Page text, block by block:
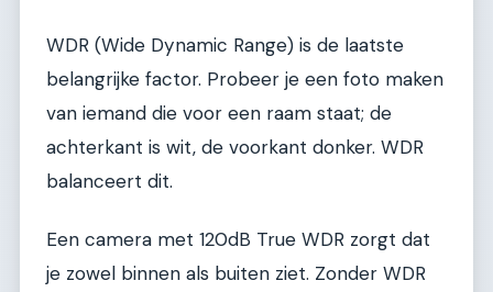
WDR (Wide Dynamic Range) is de laatste
belangrijke factor. Probeer je een foto maken
van iemand die voor een raam staat; de
achterkant is wit, de voorkant donker. WDR
balanceert dit.
Een camera met 120dB True WDR zorgt dat
je zowel binnen als buiten ziet. Zonder WDR